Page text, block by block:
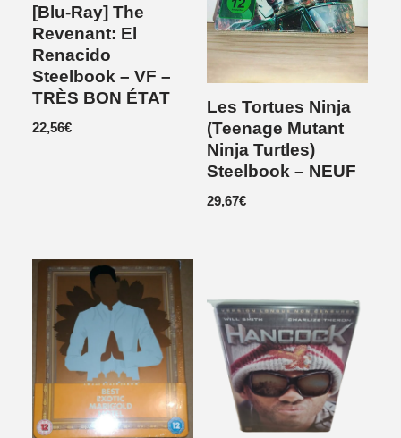
[Blu-Ray] The
Revenant: El
Renacido
Steelbook – VF –
TRÈS BON ÉTAT
22,56€
Les Tortues Ninja
(Teenage Mutant
Ninja Turtles)
Steelbook – NEUF
29,67€